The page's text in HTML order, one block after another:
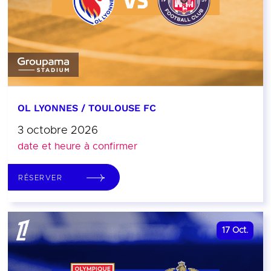
OL LYONNES / TOULOUSE FC
3 octobre 2026
date et heure à confirmer
RÉSERVER
17 Oct.